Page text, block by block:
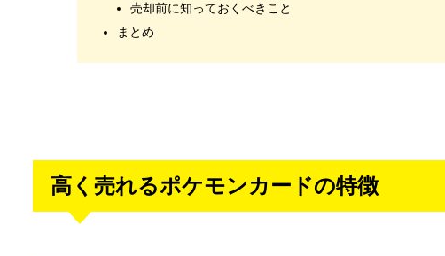
売却前に知っておくべきこと
まとめ
高く売れるポケモンカードの特徴